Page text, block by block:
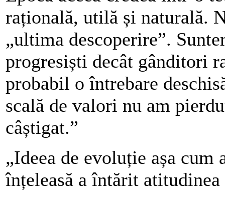
rațională, utilă și naturală.
„ultima descoperire”.
progresiști decât gânditori
probabil o întrebare
scală de valori nu am
câștigat.”
„Ideea de evoluție așa
înțeleasă a întărit